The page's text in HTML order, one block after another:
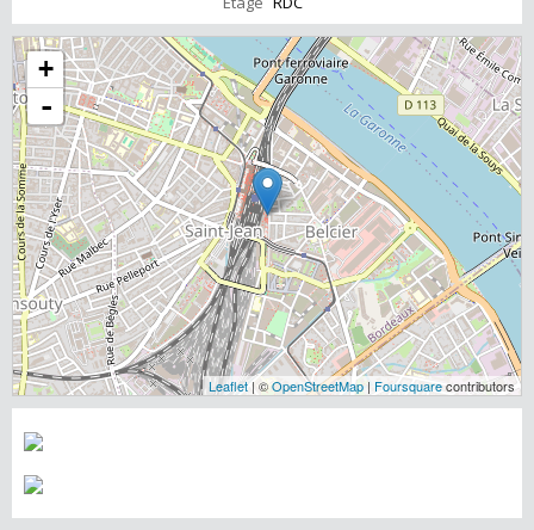
+
-
Leaflet| ©OpenStreetMap | Foursquarecontributors